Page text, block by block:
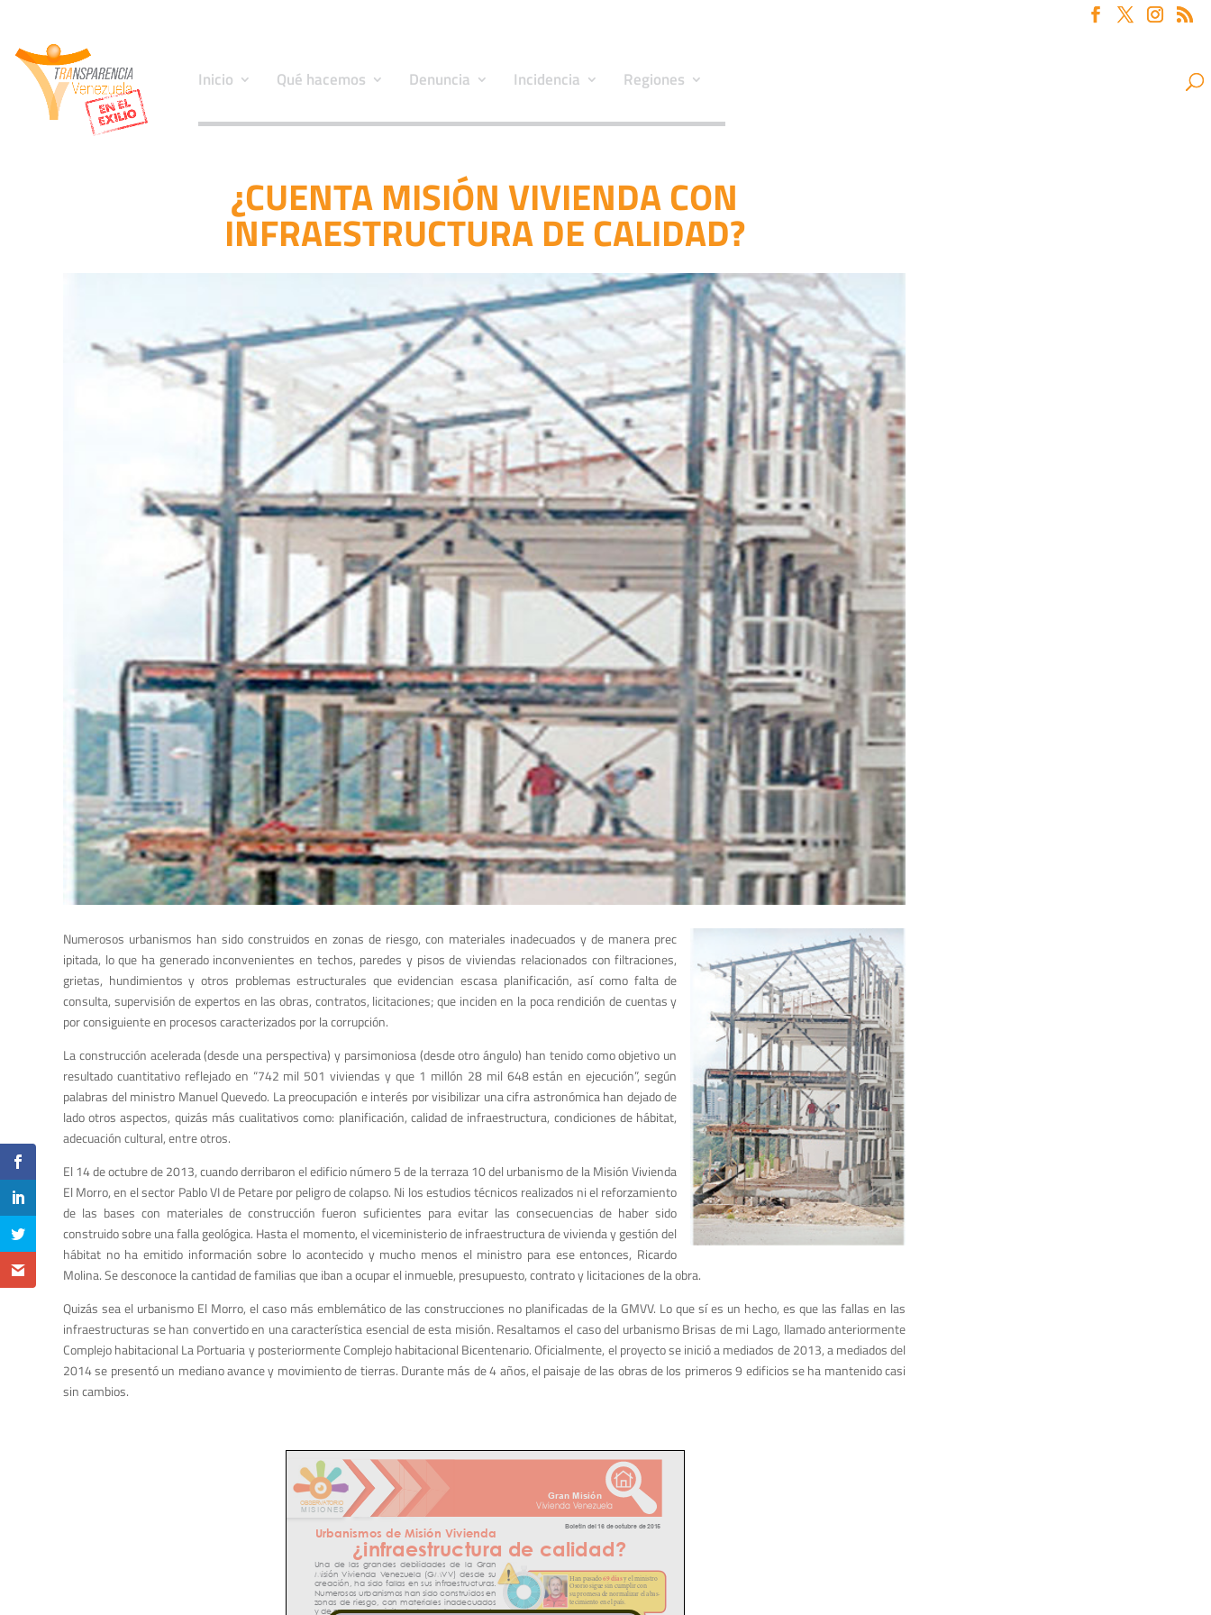
Inicio Qué hacemos Denuncia Incidencia Regiones
¿CUENTA MISIÓN VIVIENDA CON
INFRAESTRUCTURA DE CALIDAD?
Numerosos urbanismos han sido construidos en zonas de riesgo, con materiales inadecuados y de manera prec
ipitada, lo que ha generado inconvenientes en techos, paredes y pisos de viviendas relacionados con filtraciones,
grietas, hundimientos y otros problemas estructurales que evidencian escasa planificación, así como falta de
consulta, supervisión de expertos en las obras, contratos, licitaciones; que inciden en la poca rendición de cuentas y
por consiguiente en procesos caracterizados por la corrupción.
La construcción acelerada (desde una perspectiva) y parsimoniosa (desde otro ángulo) han tenido como objetivo un
resultado cuantitativo reflejado en “742 mil 501 viviendas y que 1 millón 28 mil 648 están en ejecución”, según
palabras del ministro Manuel Quevedo. La preocupación e interés por visibilizar una cifra astronómica han dejado de
lado otros aspectos, quizás más cualitativos como: planificación, calidad de infraestructura, condiciones de hábitat,
adecuación cultural, entre otros.
El 14 de octubre de 2013, cuando derribaron el edificio número 5 de la terraza 10 del urbanismo de la Misión Vivienda
El Morro, en el sector Pablo VI de Petare por peligro de colapso. Ni los estudios técnicos realizados ni el reforzamiento
de las bases con materiales de construcción fueron suficientes para evitar las consecuencias de haber sido
construido sobre una falla geológica. Hasta el momento, el viceministerio de infraestructura de vivienda y gestión del
hábitat no ha emitido información sobre lo acontecido y mucho menos el ministro para ese entonces, Ricardo
Molina. Se desconoce la cantidad de familias que iban a ocupar el inmueble, presupuesto, contrato y licitaciones de la obra.
Quizás sea el urbanismo El Morro, el caso más emblemático de las construcciones no planificadas de la GMVV. Lo que sí es un hecho, es que las fallas en las
infraestructuras se han convertido en una característica esencial de esta misión. Resaltamos el caso del urbanismo Brisas de mi Lago, llamado anteriormente
Complejo habitacional La Portuaria y posteriormente Complejo habitacional Bicentenario. Oficialmente, el proyecto se inició a mediados de 2013, a mediados del
2014 se presentó un mediano avance y movimiento de tierras. Durante más de 4 años, el paisaje de las obras de los primeros 9 edificios se ha mantenido casi
sin cambios.